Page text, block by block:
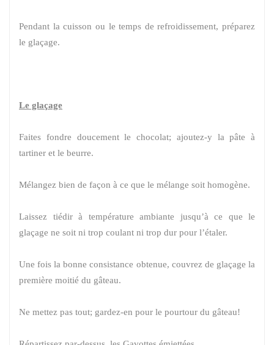
Pendant la cuisson ou le temps de refroidissement, préparez
le glaçage.
Le glaçage
Faites fondre doucement le chocolat; ajoutez-y la pâte à
tartiner et le beurre.
Mélangez bien de façon à ce que le mélange soit homogène.
Laissez tiédir à température ambiante jusqu’à ce que le
glaçage ne soit ni trop coulant ni trop dur pour l’étaler.
Une fois la bonne consistance obtenue, couvrez de glaçage la
première moitié du gâteau.
Ne mettez pas tout; gardez-en pour le pourtour du gâteau!